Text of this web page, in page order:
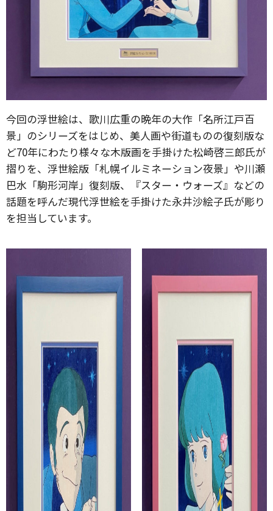
今回の浮世絵は、歌川広重の晩年の大作「名所江戸百
景」のシリーズをはじめ、美人画や街道ものの復刻版な
ど70年にわたり様々な木版画を手掛けた松崎啓三郎氏が
摺りを、浮世絵版「札幌イルミネーション夜景」や川瀬
巴水「駒形河岸」復刻版、『スター・ウォーズ』などの
話題を呼んだ現代浮世絵を手掛けた永井沙絵子氏が彫り
を担当しています。